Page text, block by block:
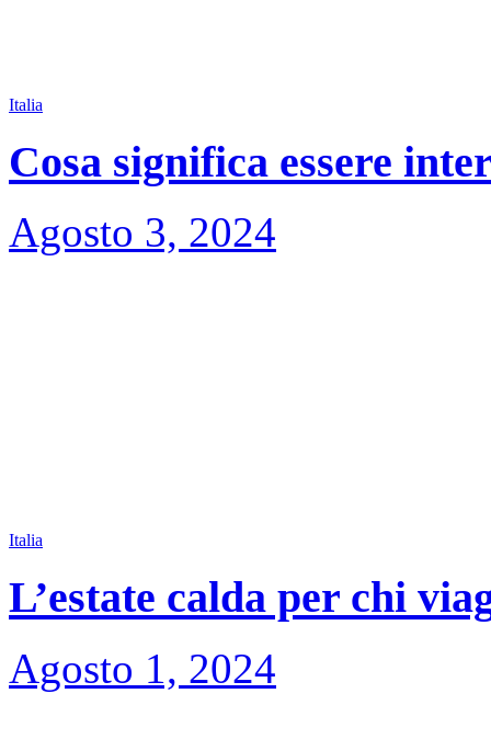
Italia
Cosa significa essere
Agosto 3, 2024
Italia
L’estate calda per chi
Agosto 1, 2024